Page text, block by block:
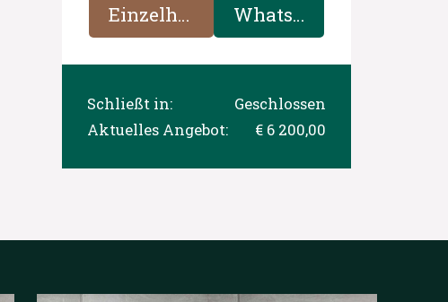
Einzelheiten WhatsApp
Schließt in:
Geschlossen
Aktuelles Angebot:
€ 6 200,00